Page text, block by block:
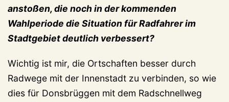
anstoßen, die noch in der kommenden
Wahlperiode die Situation für Radfahrer im
Stadtgebiet deutlich verbessert?
Wichtig ist mir, die Ortschaften besser durch
Radwege mit der Innenstadt zu verbinden, so wie
dies für Donsbrüggen mit dem Radschnellweg